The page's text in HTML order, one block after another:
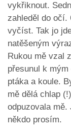
vykřiknout.
zahleděl do očí.
vyčíst. Tak jo
natěšeným
Rukou mě vzal
přesunul k
ptáka a koule.
mě dělá chlap
odpuzovala mě.
někdo prosím.